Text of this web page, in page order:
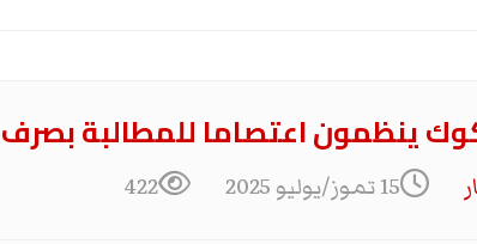
ينظمون اعتصاما للمطالبة بصرف
15 تموز/يوليو 2025 422